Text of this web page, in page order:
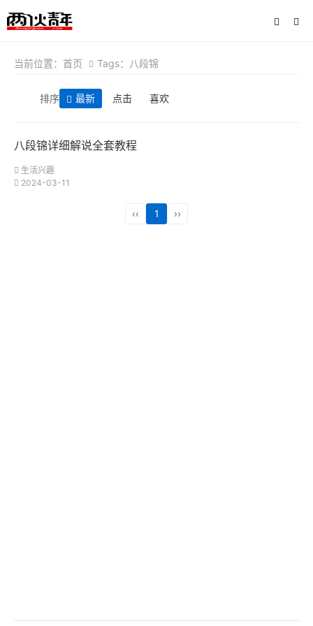
当前位置： 首页 Tags：八段锦
排序 最新 点击 喜欢
八段锦详细解说全套教程 ​​​
生活兴趣
2024-03-11
‹‹ 1 ››